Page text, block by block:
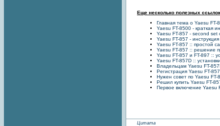
Еще несколько полезных ссылок
Главная тема о Yaesu FT-
Yaesu FT-8500 - краткая
Yaesu FT-857 - second set
Yaesu FT-857 -
Yaesu FT-857 :: простой
Yaesu FT-857 :: решение
Yaesu FT-857 и FT-897 ::
Yaesu FT-857D ::
Владельцам Yaesu FT-
Регистрация Yaesu FT-
Нужен совет по Yaesu FT-
Решил купить Yaesu FT-
Первое включение Yaesu
Цитата